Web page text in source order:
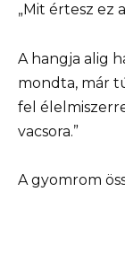
„Mit értesz ez
A hangja alig
mondta, már
fel
vacsora.”
A gyomrom